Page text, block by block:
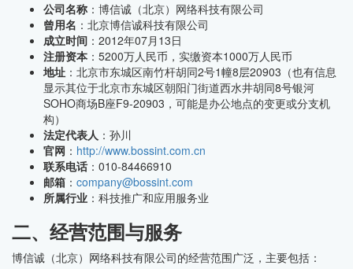
公司名称 ：博信诚（北京）网络科技有限公司
曾用名 ：北京博信诚科技有限公司
成立时间 ：2012年07月13日
注册资本 ：5200万人民币，实缴资本1000万人民币
地址 ：北京市东城区南竹杆胡同2号1幢8层20903（也有信息
显示其位于北京市东城区朝阳门街道西水井胡同8号银河
SOHO商场B座F9-20903，可能是办公地点的变更或分支机
构）
法定代表人 ：孙川
官网 ： http://www.bossint.com.cn
联系电话 ：010-84466910
邮箱 ： company@bossint.com
所属行业 ：科技推广和应用服务业
二、经营范围与服务
博信诚（北京）网络科技有限公司的经营范围广泛，主要包括：